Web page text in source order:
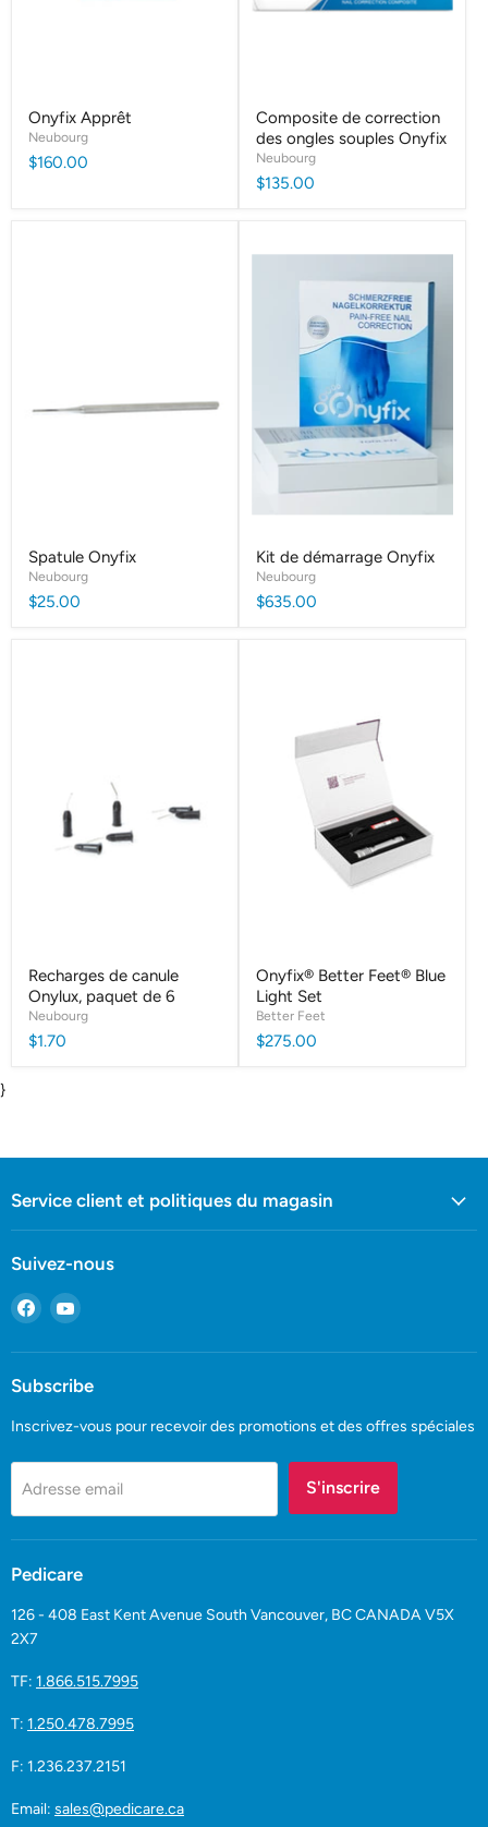
Onyfix Apprêt
Neubourg
$160.00
Composite de correction
des ongles souples Onyfix
Neubourg
$135.00
Spatule Onyfix
Neubourg
$25.00
Kit de démarrage Onyfix
Neubourg
$635.00
Recharges de canule
Onylux, paquet de 6
Neubourg
$1.70
Onyfix® Better Feet® Blue
Light Set
Better Feet
$275.00
}
Service client et politiques du magasin
Suivez-nous
Trouvez-
nous
sur
Facebook
Trouvez-
sur
Subscribe
Inscrivez-vous pour recevoir des promotions et des offres spéciales
Adresse email S'inscrire
Pedicare
126 - 408 East Kent Avenue South Vancouver, BC CANADA V5X
2X7
TF: 1.866.515.7995
T: 1.250.478.7995
F: 1.236.237.2151
Email: sales@pedicare.ca